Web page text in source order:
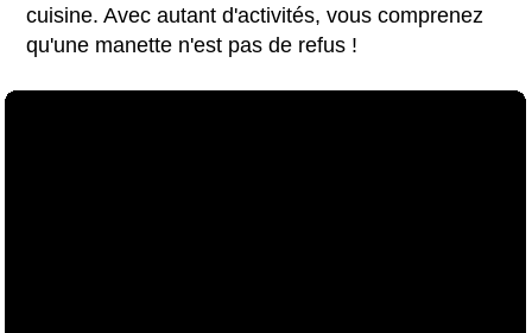
cuisine. Avec autant d'activités, vous comprenez
qu'une manette n'est pas de refus !